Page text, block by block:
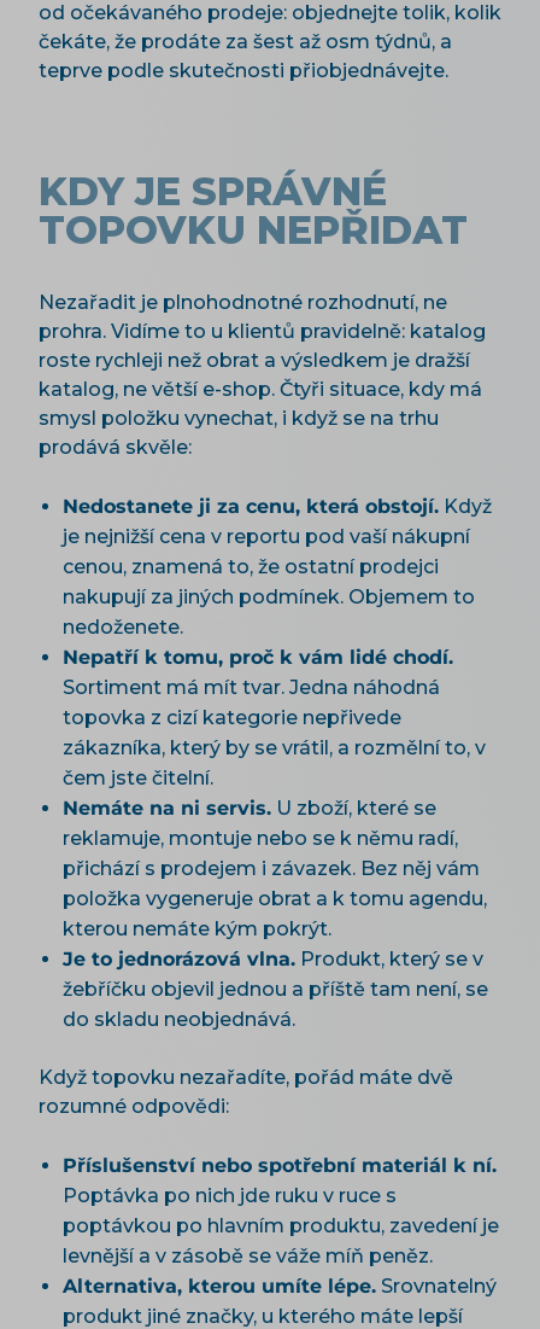
od očekávaného prodeje: objednejte tolik, kolik
čekáte, že prodáte za šest až osm týdnů, a
teprve podle skutečnosti přiobjednávejte.
KDY JE SPRÁVNÉ
TOPOVKU NEPŘIDAT
Nezařadit je plnohodnotné rozhodnutí, ne
prohra. Vidíme to u klientů pravidelně: katalog
roste rychleji než obrat a výsledkem je dražší
katalog, ne větší e-shop. Čtyři situace, kdy má
smysl položku vynechat, i když se na trhu
prodává skvěle:
Nedostanete ji za cenu, která obstojí. Když
je nejnižší cena v reportu pod vaší nákupní
cenou, znamená to, že ostatní prodejci
nakupují za jiných podmínek. Objemem to
nedoženete.
Nepatří k tomu, proč k vám lidé chodí.
Sortiment má mít tvar. Jedna náhodná
topovka z cizí kategorie nepřivede
zákazníka, který by se vrátil, a rozmělní to, v
čem jste čitelní.
Nemáte na ni servis. U zboží, které se
reklamuje, montuje nebo se k němu radí,
přichází s prodejem i závazek. Bez něj vám
položka vygeneruje obrat a k tomu agendu,
kterou nemáte kým pokrýt.
Je to jednorázová vlna. Produkt, který se v
žebříčku objevil jednou a příště tam není, se
do skladu neobjednává.
Když topovku nezařadíte, pořád máte dvě
rozumné odpovědi:
Příslušenství nebo spotřební materiál k ní.
Poptávka po nich jde ruku v ruce s
poptávkou po hlavním produktu, zavedení je
levnější a v zásobě se váže míň peněz.
Alternativa, kterou umíte lépe. Srovnatelný
produkt jiné značky, u kterého máte lepší